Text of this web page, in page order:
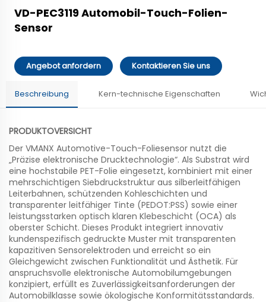
VD-PEC3119 Automobil-Touch-Folien-
Sensor
Angebot anfordern Kontaktieren Sie uns
Beschreibung Kern-technische Eigenschaften
PRODUKTOVERSICHT
Der VMANX Automotive-Touch-Foliesensor nutzt die
„Präzise elektronische Drucktechnologie“. Als Substrat wird
eine hochstabile PET-Folie eingesetzt, kombiniert mit einer
mehrschichtigen Siebdruckstruktur aus silberleitfähigen
Leiterbahnen, schützenden Kohleschichten und
transparenter leitfähiger Tinte (PEDOT:PSS) sowie einer
leistungsstarken optisch klaren Klebeschicht (OCA) als
oberster Schicht. Dieses Produkt integriert innovativ
kundenspezifisch gedruckte Muster mit transparenten
kapazitiven Sensorelektroden und erreicht so ein
Gleichgewicht zwischen Funktionalität und Ästhetik. Für
anspruchsvolle elektronische Automobilumgebungen
konzipiert, erfüllt es Zuverlässigkeitsanforderungen der
Automobilklasse sowie ökologische Konformitätsstandards.